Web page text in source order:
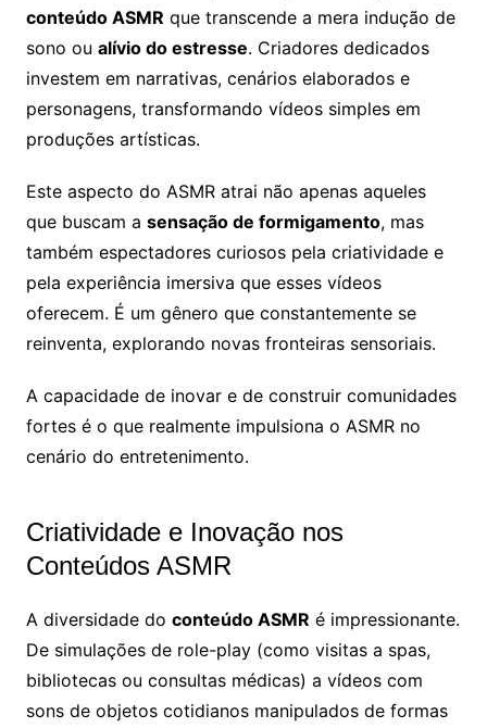
conteúdo ASMR que transcende a mera indução de
sono ou alívio do estresse. Criadores dedicados
investem em narrativas, cenários elaborados e
personagens, transformando vídeos simples em
produções artísticas.
Este aspecto do ASMR atrai não apenas aqueles
que buscam a sensação de formigamento, mas
também espectadores curiosos pela criatividade e
pela experiência imersiva que esses vídeos
oferecem. É um gênero que constantemente se
reinventa, explorando novas fronteiras sensoriais.
A capacidade de inovar e de construir comunidades
fortes é o que realmente impulsiona o ASMR no
cenário do entretenimento.
Criatividade e Inovação nos
Conteúdos ASMR
A diversidade do conteúdo ASMR é impressionante.
De simulações de role-play (como visitas a spas,
bibliotecas ou consultas médicas) a vídeos com
sons de objetos cotidianos manipulados de formas